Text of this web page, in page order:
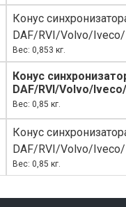
Конус
DAF/RVI/Volvo/
Вес: 0,853 кг.
Конус
DAF/RVI/Volvo/
Вес: 0,85 кг.
Конус
DAF/RVI/Volvo/
Вес: 0,85 кг.